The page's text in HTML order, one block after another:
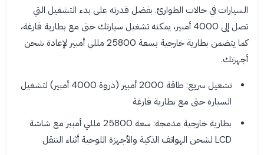
السيارات في حالات الطوارئ. بفضل قدرته على بدء التشغيل التي
تصل إلى 4000 أمبير، يمكنه تشغيل سيارتك حتى مع بطارية فارغة،
كما يتضمن بطارية خارجية بسعة 25800 مللي أمبير لإعادة شحن
أجهزتك.
تشغيل سريع: طاقة 2000 أمبير (ذروة 4000 أمبير) لتشغيل
السيارة حتى مع بطارية فارغة
بطارية خارجية مدمجة: سعة 25800 مللي أمبير مع شاشة
LCD لشحن الهواتف الذكية والأجهزة اللوحية أثناء التنقل